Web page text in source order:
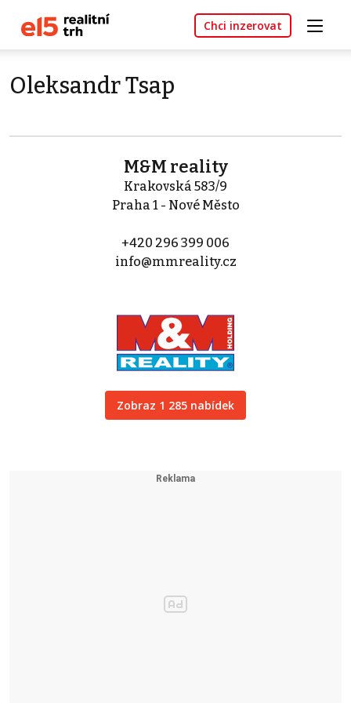
Chci inzerovat
Oleksandr Tsap
M&M reality
Krakovská 583/9
Praha 1 - Nové Město
+420 296 399 006
info@mmreality.cz
Zobraz 1 285 nabídek